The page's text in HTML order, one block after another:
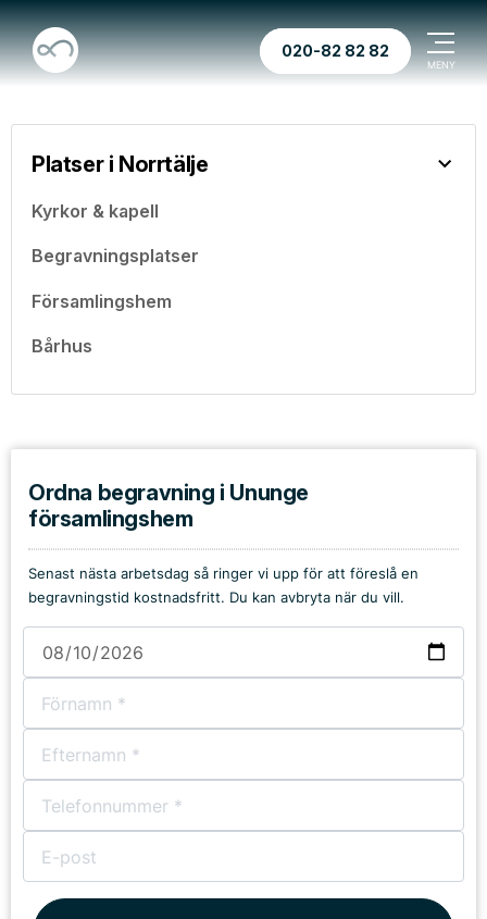
020-82 82 82
Platser i Norrtälje
Kyrkor & kapell
Begravningsplatser
Församlingshem
Bårhus
Ordna begravning i Ununge
församlingshem
Senast nästa arbetsdag så ringer vi upp för att föreslå en
begravningstid kostnadsfritt. Du kan avbryta när du vill.